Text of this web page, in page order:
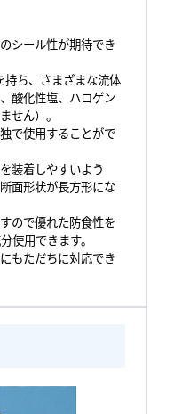
シール性が期待でき
持ち、さまざまな流体
酸化性塩、ハロゲン
せん）。
で使用することがで
装着しやすいよう
面形状が長方形にな
ので優れた防食性を
使用できます。
もただちに対応でき